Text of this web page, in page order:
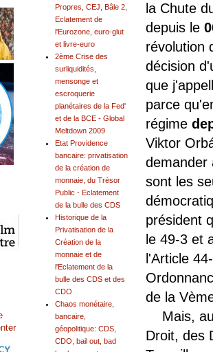
la Chute
depuis le
révolution
décision
que
parce
régime
Viktor
demander
sont les
président
le 49-3 et
l'Article
de la
Mais, au
Droit, des
Propres, CEJ, Bâle 2,
Eclatement de
l'Eurozone, euro-glut
et livre-euro
2ème Crise des
surliquidités,
mensonge et
escroquerie
planétaires de la Fed'
et de la BCE - Global
Meltdown 2009
Etat Providence
bancaire: privatisation
de la création de
monnaie, du Trésor
Public - Eclatement
de la bulle des CDS
Historique de la
Privatisation de la
Création de la
monnaie et de
l'Eclatement de la
bulle des CDS et des
CDO
Chaos monétaire,
bancaire,
géopolitique: CDS,
CDO, bail out, bad